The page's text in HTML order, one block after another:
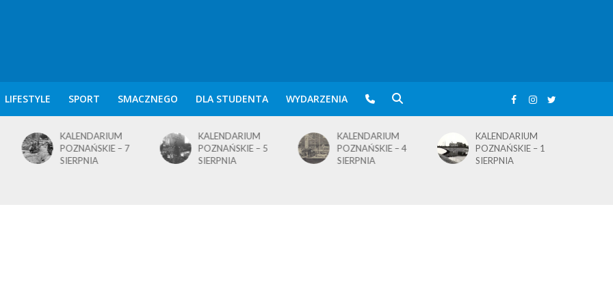
LIFESTYLE SPORT SMACZNEGO DLA STUDENTA WYDARZENIA
KALENDARIUM
POZNAŃSKIE – 5
SIERPNIA
KALENDARIUM
POZNAŃSKIE – 4
SIERPNIA
KALENDARIUM
POZNAŃSKIE – 1
SIERPNIA
BLusowe święto nad
wielkopolskim
jeziorem